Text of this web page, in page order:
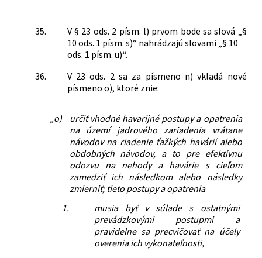
35.
V § 23 ods. 2 písm. l) prvom bode sa slová „§
10 ods. 1 písm. s)“ nahrádzajú slovami „§ 10
ods. 1 písm. u)“.
36.
V 23 ods. 2 sa za písmeno n) vkladá nové
písmeno o), ktoré znie:
„o)
určiť vhodné havarijné postupy a opatrenia
na území jadrového zariadenia vrátane
návodov na riadenie ťažkých havárií alebo
obdobných návodov, a to pre efektívnu
odozvu na nehody a havárie s cieľom
zamedziť ich následkom alebo následky
zmierniť; tieto postupy a opatrenia
1.
musia byť v súlade s ostatnými
prevádzkovými postupmi a
pravidelne sa precvičovať na účely
overenia ich vykonateľnosti,